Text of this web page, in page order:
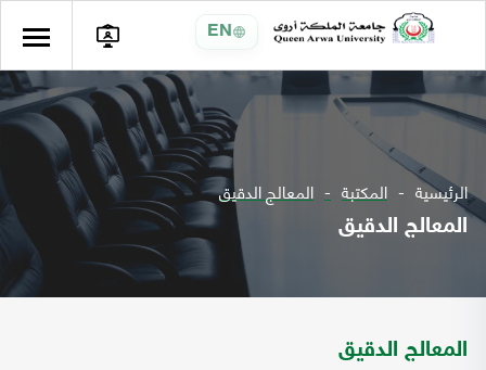
EN
الرئيسية المكتبة المعالج الدقيق
المعالج الدقيق
المعالج الدقيق